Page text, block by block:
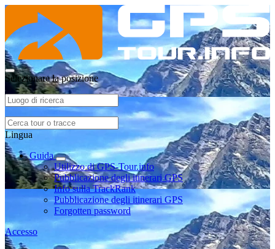
Selezionare la posizione
Lingua
Guida
Utilizzo di GPS-Tour.info
Pubblicazione degli itinerari GPS
Info sulla TrackRank
Pubblicazione degli itinerari GPS
Forgotten password
Accesso